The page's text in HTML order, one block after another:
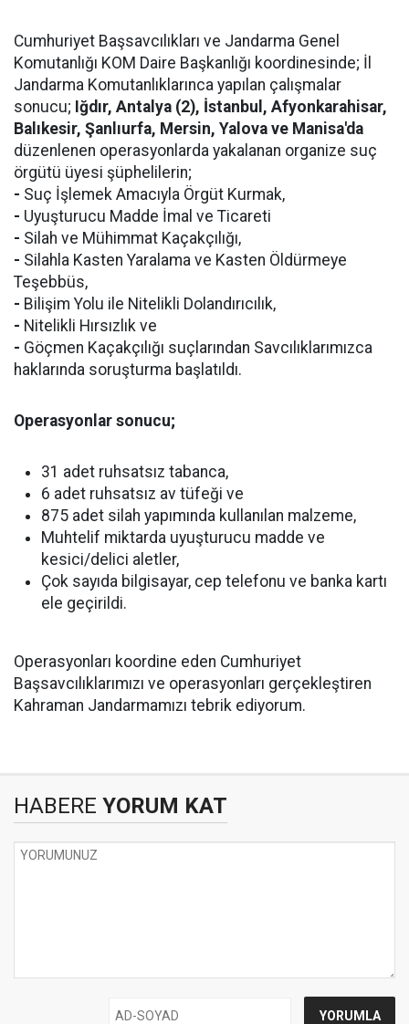
Cumhuriyet Başsavcılıkları ve Jandarma Genel
Komutanlığı KOM Daire Başkanlığı koordinesinde; İl
Jandarma Komutanlıklarınca yapılan çalışmalar
sonucu; Iğdır, Antalya (2), İstanbul, Afyonkarahisar,
Balıkesir, Şanlıurfa, Mersin, Yalova ve Manisa'da
düzenlenen operasyonlarda yakalanan organize suç
örgütü üyesi şüphelilerin;
- Suç İşlemek Amacıyla Örgüt Kurmak,
- Uyuşturucu Madde İmal ve Ticareti
- Silah ve Mühimmat Kaçakçılığı,
- Silahla Kasten Yaralama ve Kasten Öldürmeye
Teşebbüs,
- Bilişim Yolu ile Nitelikli Dolandırıcılık,
- Nitelikli Hırsızlık ve
- Göçmen Kaçakçılığı suçlarından Savcılıklarımızca
haklarında soruşturma başlatıldı.
Operasyonlar sonucu;
31 adet ruhsatsız tabanca,
6 adet ruhsatsız av tüfeği ve
875 adet silah yapımında kullanılan malzeme,
Muhtelif miktarda uyuşturucu madde ve
kesici/delici aletler,
Çok sayıda bilgisayar, cep telefonu ve banka kartı
ele geçirildi.
Operasyonları koordine eden Cumhuriyet
Başsavcılıklarımızı ve operasyonları gerçekleştiren
Kahraman Jandarmamızı tebrik ediyorum.
HABERE YORUM KAT